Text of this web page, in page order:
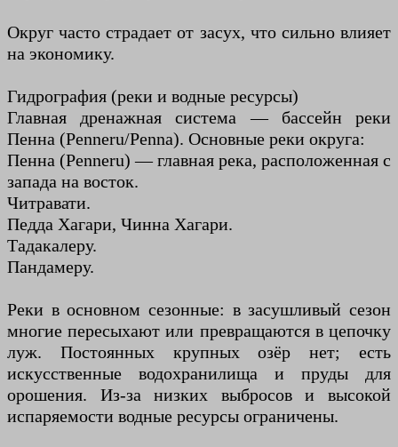
Округ часто страдает от засух, что сильно влияет
на экономику.
Гидрография (реки и водные ресурсы)
Главная дренажная система — бассейн реки
Пенна (Penneru/Penna). Основные реки округа:
Пенна (Penneru) — главная река, расположенная с
запада на восток.
Читравати.
Педда Хагари, Чинна Хагари.
Тадакалеру.
Пандамеру.
Реки в основном сезонные: в засушливый сезон
многие пересыхают или превращаются в цепочку
луж. Постоянных крупных озёр нет; есть
искусственные водохранилища и пруды для
орошения. Из-за низких выбросов и высокой
испаряемости водные ресурсы ограничены.